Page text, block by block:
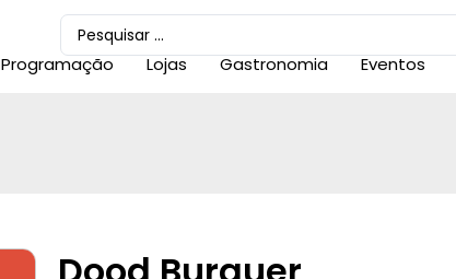
Programação Lojas Gastronomia Eventos